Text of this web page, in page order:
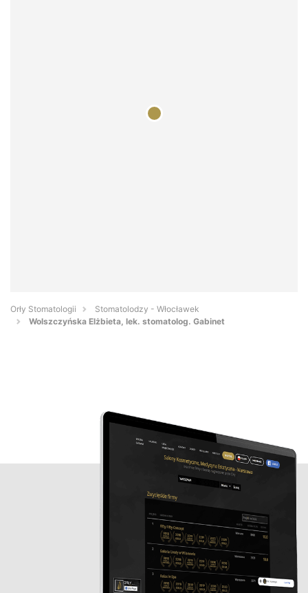
Orły Stomatologii
Stomatolodzy - Włocławek
Wolszczyńska Elżbieta, lek. stomatolog. Gabinet